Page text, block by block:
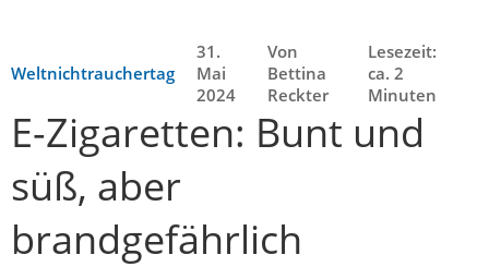
Weltnichtrauchertag
31.
Mai
2024
Von
Bettina
Reckter
Lesezeit:
ca. 2
Minuten
E-Zigaretten: Bunt und
süß, aber
brandgefährlich